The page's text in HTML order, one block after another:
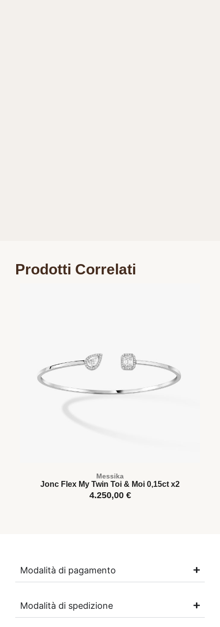
Prodotti Correlati
Messika
Jonc Flex My Twin Toi & Moi 0,15ct x2
4.250,00 €
Modalità di pagamento
Modalità di spedizione